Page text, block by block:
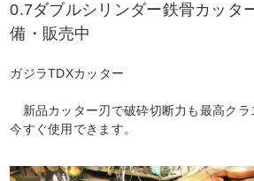
0.7ダブルシリンダー鉄骨カッタ
備・販売中
ガジラTDXカッター
新品カッター刃で破砕切断力も最高クラ
今すぐ使用できます。